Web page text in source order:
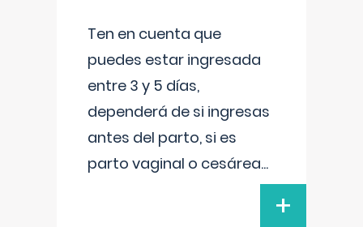
Ten en cuenta que
puedes estar ingresada
entre 3 y 5 días,
dependerá de si ingresas
antes del parto, si es
parto vaginal o cesárea...
+